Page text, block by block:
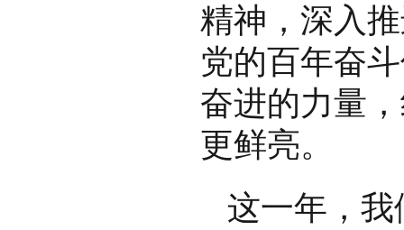
精神，深入
党的百年奋
奋进的力量
更鲜亮。
这一年，